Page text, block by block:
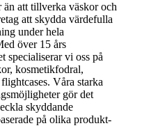
än att tillverka väskor och
att skydda värdefulla
under hela
över 15 års
specialiserar vi oss på
kosmetikfodral,
Våra starka
gör det
skyddande
på olika produkt-